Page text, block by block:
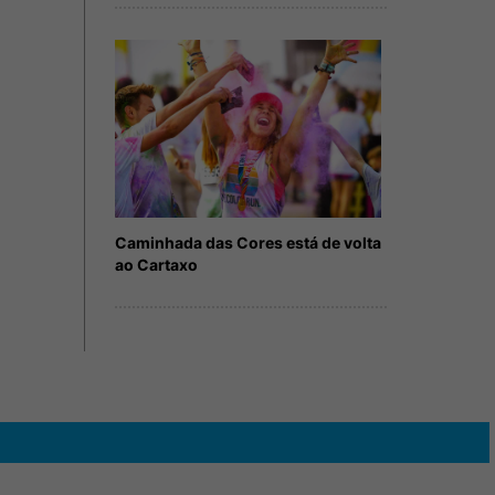
Caminhada das Cores está de volta
ao Cartaxo